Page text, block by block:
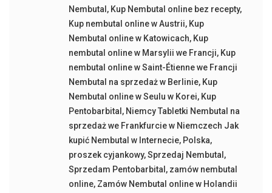
Nembutal , Kup Nembutal online bez recepty,
Kup nembutal online w Austrii, Kup
Nembutal online w Katowicach, Kup
nembutal online w Marsylii we Francji, Kup
nembutal online w Saint-Étienne we Francji
Nembutal na sprzedaż w Berlinie, Kup
Nembutal online w Seulu w Korei, Kup
Pentobarbital , Niemcy Tabletki Nembutal na
sprzedaż we Frankfurcie w Niemczech Jak
kupić Nembutal w Internecie, Polska,
proszek cyjankowy,Sprzedaj Nembutal ,
Sprzedam Pentobarbital , zamów nembutal
online, Zamów Nembutal online w Holandii